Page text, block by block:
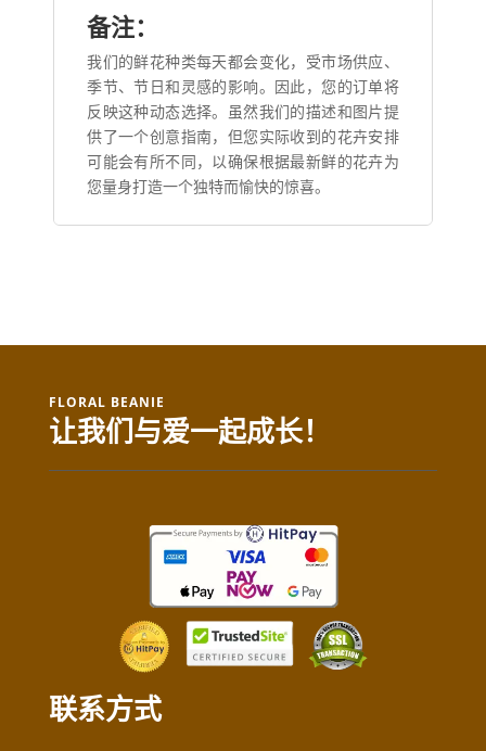
备注：
我们的鲜花种类每天都会变化，受市场供应、
季节、节日和灵感的影响。因此，您的订单将
反映这种动态选择。虽然我们的描述和图片提
供了一个创意指南，但您实际收到的花卉安排
可能会有所不同，以确保根据最新鲜的花卉为
您量身打造一个独特而愉快的惊喜。
FLORAL BEANIE
让我们与爱一起成长！
联系方式